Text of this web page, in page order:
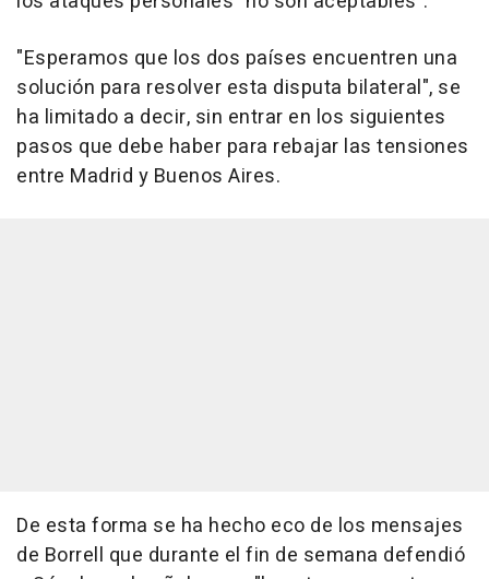
"Esperamos que los dos países encuentren una
solución para resolver esta disputa bilateral", se
ha limitado a decir, sin entrar en los siguientes
pasos que debe haber para rebajar las tensiones
entre Madrid y Buenos Aires.
De esta forma se ha hecho eco de los mensajes
de Borrell que durante el fin de semana defendió